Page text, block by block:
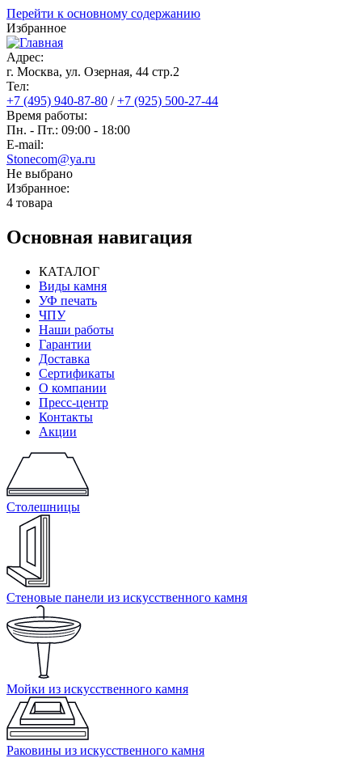
Перейти к основному содержанию
Избранное
Адрес:
г. Москва, ул. Озерная, 44 cтр.2
Тел:
+7 (495) 940-87-80 /+7 (925) 500-27-44
Время работы:
Пн. - Пт.: 09:00 - 18:00
E-mail:
Stonecom@ya.ru
Не выбрано
Избранное:
4 товара
Основная навигация
КАТАЛОГ
Виды камня
УФ печать
ЧПУ
Наши работы
Гарантии
Доставка
Сертификаты
О компании
Пресс-центр
Контакты
Акции
Столешницы
Стеновые панели из искусственного камня
Мойки из искусственного камня
Раковины из искусственного камня